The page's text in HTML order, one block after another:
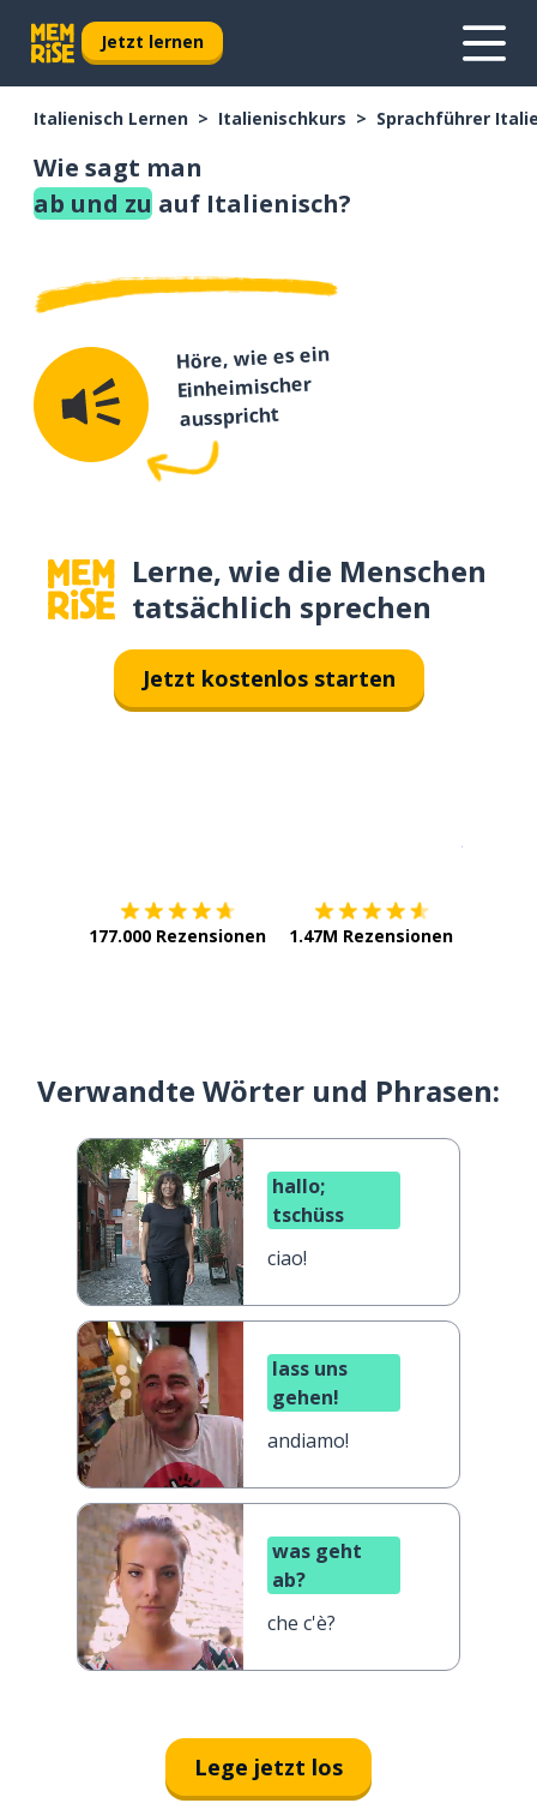
Jetzt lernen
Italienisch Lernen Italienischkurs Sprachführer
Wie sagt man
ab und zu auf Italienisch?
Höre, wie es ein
Einheimischer
ausspricht
Lerne, wie die Menschen
tatsächlich sprechen
Jetzt kostenlos starten
177.000 Rezensionen 1.47M Rezensionen
Verwandte Wörter und Phrasen:
hallo;
tschüss
ciao!
lass uns
gehen!
andiamo!
was geht
ab?
che c'è?
Lege jetzt los